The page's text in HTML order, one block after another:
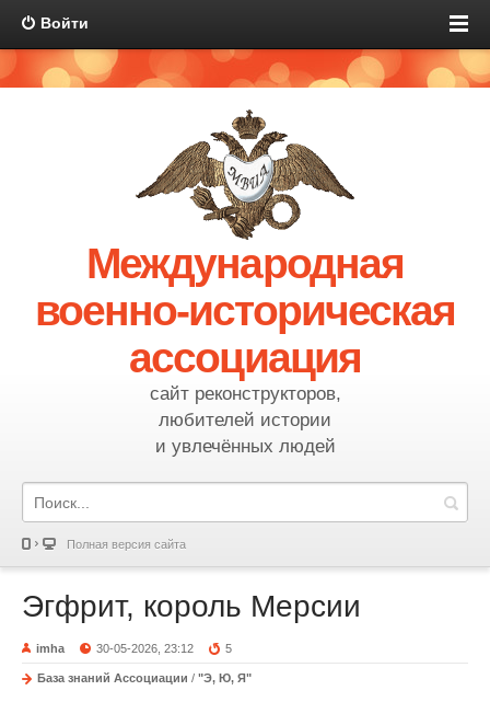
Войти
Международная
военно-историческая
ассоциация
сайт реконструкторов,
любителей истории
и увлечённых людей
Полная версия сайта
Эгфрит, король Мерсии
imha 30-05-2026, 23:12 5
База знаний Ассоциации / "Э, Ю, Я"